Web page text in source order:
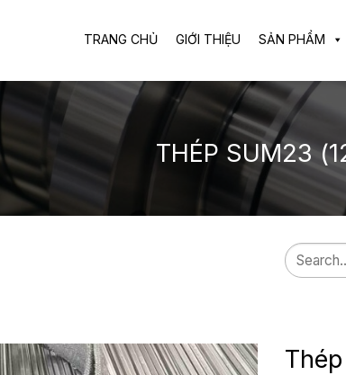
TRANG CHỦ GIỚI THIỆU SẢN PHẨM
THÉP SUM23
Search
for: